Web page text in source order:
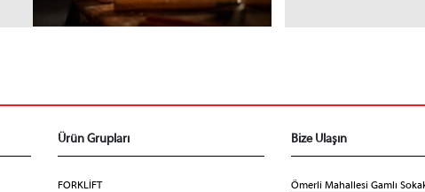
Ürün Grupları
FORKLİFT
Bize Ulaşın
Ömerli Mahallesi Gamlı